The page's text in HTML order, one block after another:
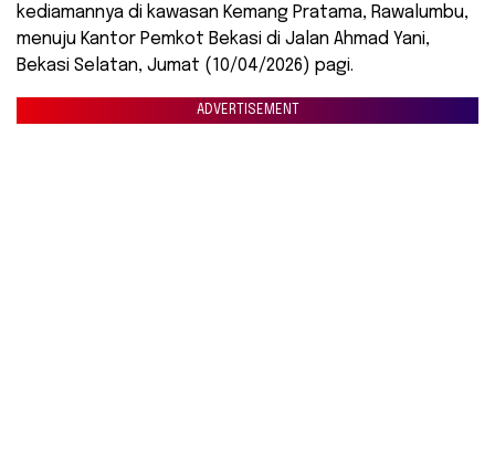
kediamannya di kawasan Kemang Pratama, Rawalumbu,
menuju Kantor Pemkot Bekasi di Jalan Ahmad Yani,
Bekasi Selatan, Jumat (10/04/2026) pagi.
ADVERTISEMENT